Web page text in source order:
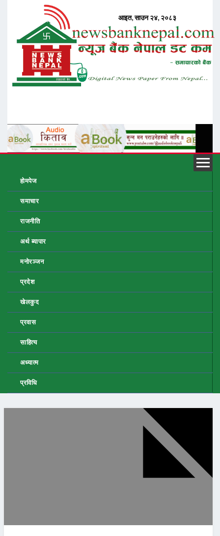
होमपेज
समाचार
राजनीति
अर्थ ब्यापार
मनोरञ्जन
प्रदेश
खेलकुद
प्रवास
साहित्य
अध्यात्म
प्रविधि